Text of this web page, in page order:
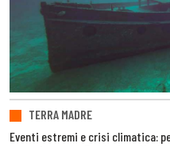
TERRA MADRE
Eventi estremi e crisi climatica: